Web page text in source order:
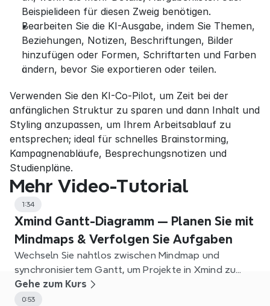
Beispielideen für diesen Zweig benötigen.
Bearbeiten Sie die KI-Ausgabe, indem Sie Themen,
Beziehungen, Notizen, Beschriftungen, Bilder
hinzufügen oder Formen, Schriftarten und Farben
ändern, bevor Sie exportieren oder teilen.
Verwenden Sie den KI-Co-Pilot, um Zeit bei der
anfänglichen Struktur zu sparen und dann Inhalt und
Styling anzupassen, um Ihrem Arbeitsablauf zu
entsprechen; ideal für schnelles Brainstorming,
Kampagnenabläufe, Besprechungsnotizen und
Studienpläne.
Mehr Video-Tutorial
1:34
Xmind Gantt-Diagramm — Planen Sie mit
Mindmaps & Verfolgen Sie Aufgaben
Wechseln Sie nahtlos zwischen Mindmap und
synchronisiertem Gantt, um Projekte in Xmind zu
planen, Abhängigkeiten festzulegen und
nachzuverfolgen.
Gehe zum Kurs
0:53